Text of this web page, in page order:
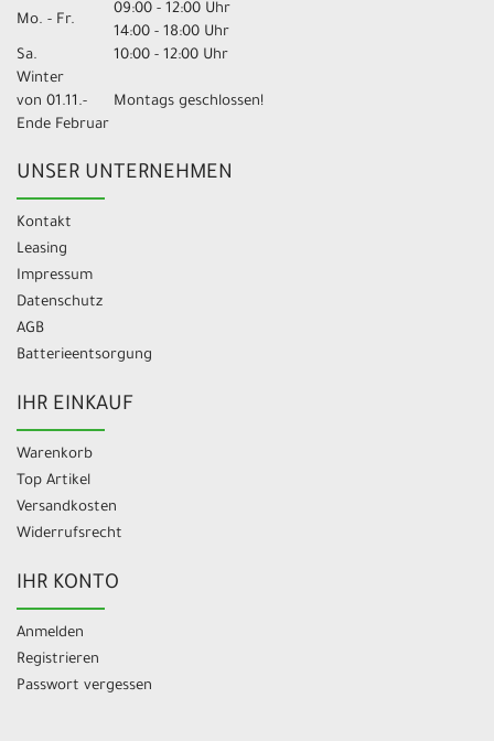
Mo. - Fr.
09:00 - 12:00 Uhr
14:00 - 18:00 Uhr
Sa.
10:00 - 12:00 Uhr
Winter
von 01.11.-
Ende Februar
Montags geschlossen!
UNSER UNTERNEHMEN
Kontakt
Leasing
Impressum
Datenschutz
AGB
Batterieentsorgung
IHR EINKAUF
Warenkorb
Top Artikel
Versandkosten
Widerrufsrecht
IHR KONTO
Anmelden
Registrieren
Passwort vergessen